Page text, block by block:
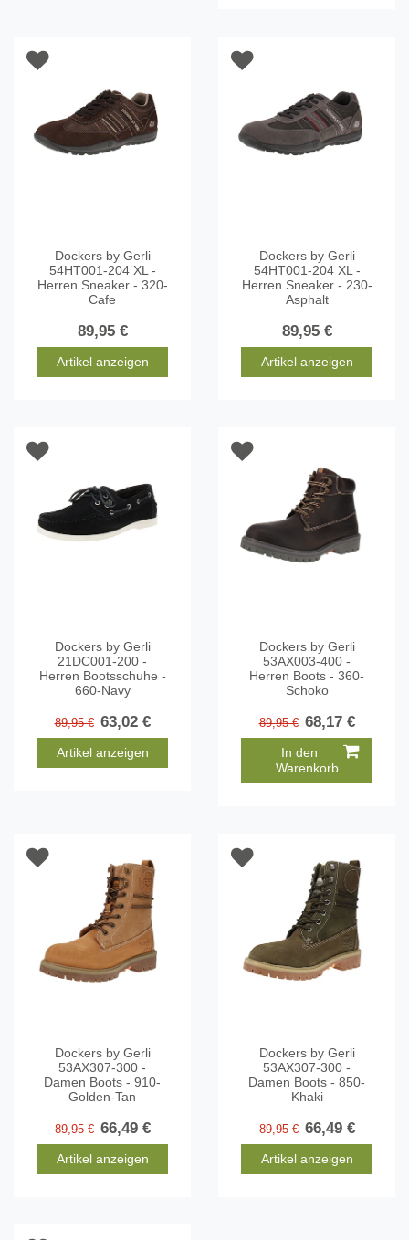
Dockers by Gerli
54HT001-204 XL -
Herren Sneaker - 320-
Cafe
89,95 €
Artikel anzeigen
Dockers by Gerli
54HT001-204 XL -
Herren Sneaker - 230-
Asphalt
89,95 €
Artikel anzeigen
Dockers by Gerli
21DC001-200 -
Herren Bootsschuhe -
660-Navy
89,95 € 63,02 €
Artikel anzeigen
Dockers by Gerli
53AX003-400 -
Herren Boots - 360-
Schoko
89,95 € 68,17 €
In den
Warenkorb
Dockers by Gerli
53AX307-300 -
Damen Boots - 910-
Golden-Tan
89,95 € 66,49 €
Artikel anzeigen
Dockers by Gerli
53AX307-300 -
Damen Boots - 850-
Khaki
89,95 € 66,49 €
Artikel anzeigen